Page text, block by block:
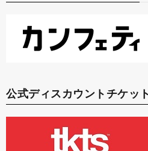
公式ディスカウントチケッ